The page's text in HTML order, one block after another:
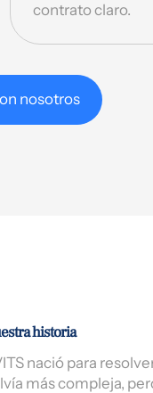
contrato claro.
nosotros
historia
nació para
más compleja,